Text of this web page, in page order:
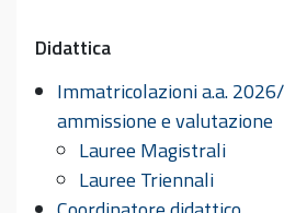
Didattica
Immatricolazioni a.a.
ammissione e valutazione
Lauree Magistrali
Lauree Triennali